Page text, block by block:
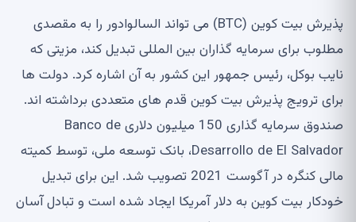
پذیرش بیت کوین (BTC) می تواند السالوادور را به مقصدی
مطلوب برای سرمایه گذاران بین المللی تبدیل کند، مزیتی که
نایب بوکل، رئیس جمهور این کشور به آن اشاره کرد. دولت ها
برای ترویج پذیرش بیت کوین قدم های متعددی برداشته اند.
صندوق سرمایه گذاری 150 میلیون دلاری Banco de
Desarrollo de El Salvador، بانک توسعه ملی، توسط کمیته
مالی کنگره در آگوست 2021 تصویب شد. این برای تبدیل
خودکار بیت کوین به دلار آمریکا ایجاد شده است و تبادل آسان